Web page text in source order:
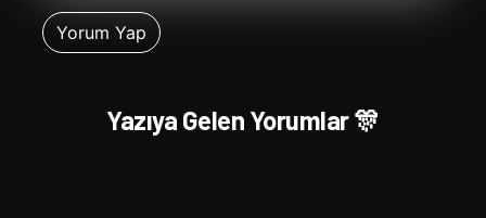
Yazıya Gelen Yorumlar 🎊